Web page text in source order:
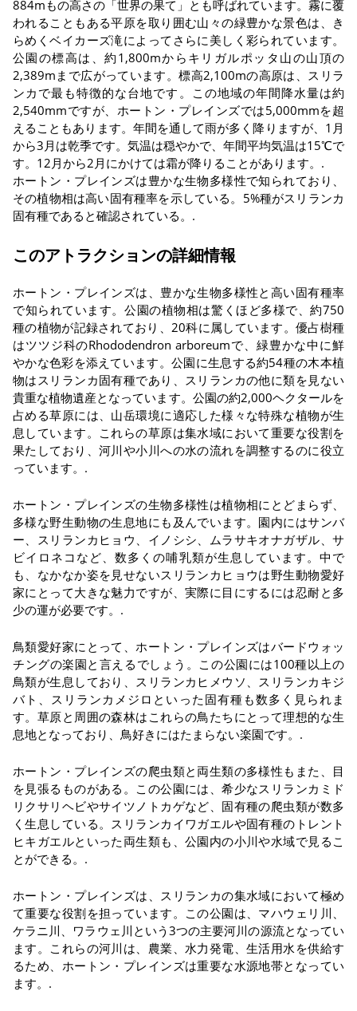
884mもの高さの「世界の果て」とも呼ばれています。霧に覆
われることもある平原を取り囲む山々の緑豊かな景色は、き
らめくベイカーズ滝によってさらに美しく彩られています。
公園の標高は、約1,800mからキリガルポッタ山の山頂の
2,389mまで広がっています。標高2,100mの高原は、スリラ
ンカで最も特徴的な台地です。この地域の年間降水量は約
2,540mmですが、ホートン・プレインズでは5,000mmを超
えることもあります。年間を通して雨が多く降りますが、1月
から3月は乾季です。気温は穏やかで、年間平均気温は15℃で
す。12月から2月にかけては霜が降りることがあります。.
ホートン・プレインズは豊かな生物多様性で知られており、
その植物相は高い固有種率を示している。5%種がスリランカ
固有種であると確認されている。.
このアトラクションの詳細情報
ホートン・プレインズは、豊かな生物多様性と高い固有種率
で知られています。公園の植物相は驚くほど多様で、約750
種の植物が記録されており、20科に属しています。優占樹種
はツツジ科のRhododendron arboreumで、緑豊かな中に鮮
やかな色彩を添えています。公園に生息する約54種の木本植
物はスリランカ固有種であり、スリランカの他に類を見ない
貴重な植物遺産となっています。公園の約2,000ヘクタールを
占める草原には、山岳環境に適応した様々な特殊な植物が生
息しています。これらの草原は集水域において重要な役割を
果たしており、河川や小川への水の流れを調整するのに役立
っています。.
ホートン・プレインズの生物多様性は植物相にとどまらず、
多様な野生動物の生息地にも及んでいます。園内にはサンバ
ー、スリランカヒョウ、イノシシ、ムラサキオナガザル、サ
ビイロネコなど、数多くの哺乳類が生息しています。中で
も、なかなか姿を見せないスリランカヒョウは野生動物愛好
家にとって大きな魅力ですが、実際に目にするには忍耐と多
少の運が必要です。.
鳥類愛好家にとって、ホートン・プレインズはバードウォッ
チングの楽園と言えるでしょう。この公園には100種以上の
鳥類が生息しており、スリランカヒメウソ、スリランカキジ
バト、スリランカメジロといった固有種も数多く見られま
す。草原と周囲の森林はこれらの鳥たちにとって理想的な生
息地となっており、鳥好きにはたまらない楽園です。.
ホートン・プレインズの爬虫類と両生類の多様性もまた、目
を見張るものがある。この公園には、希少なスリランカミド
リクサリヘビやサイツノトカゲなど、固有種の爬虫類が数多
く生息している。スリランカイワガエルや固有種のトレント
ヒキガエルといった両生類も、公園内の小川や水域で見るこ
とができる。.
ホートン・プレインズは、スリランカの集水域において極め
て重要な役割を担っています。この公園は、マハウェリ川、
ケラニ川、ワラウェ川という3つの主要河川の源流となってい
ます。これらの河川は、農業、水力発電、生活用水を供給す
るため、ホートン・プレインズは重要な水源地帯となってい
ます。.